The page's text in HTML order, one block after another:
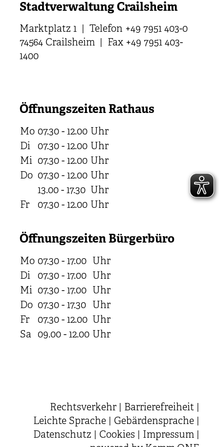
Stadtverwaltung Crailsheim
Marktplatz 1 | Telefon +49 7951 403-0
74564 Crailsheim | Fax +49 7951 403-
1400
Öffnungszeiten Rathaus
Mo 07.30 - 12.00 Uhr
Di
07.30 - 12.00 Uhr
Mi 07.30 - 12.00 Uhr
Do 07.30 - 12.00 Uhr
13.00 - 17.30 Uhr
Fr
07.30 - 12.00 Uhr
Öffnungszeiten Bürgerbüro
Mo 07.30 - 17.00 Uhr
Di
07.30 - 17.00 Uhr
Mi 07.30 - 17.00 Uhr
Do 07.30 - 17.30 Uhr
Fr
07.30 - 12.00 Uhr
Sa 09.00 - 12.00 Uhr
Rechtsverkehr Barrierefreiheit
Leichte Sprache
Gebärdensprache
Datenschutz
Cookies Impressum